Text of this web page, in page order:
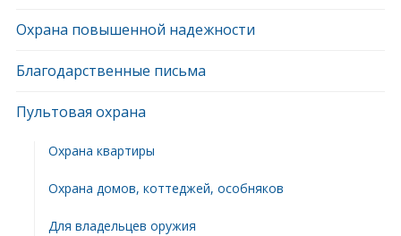
Охрана повышенной надежности
Благодарственные письма
Пультовая охрана
Охрана квартиры
Охрана домов, коттеджей, особняков
Для владельцев оружия